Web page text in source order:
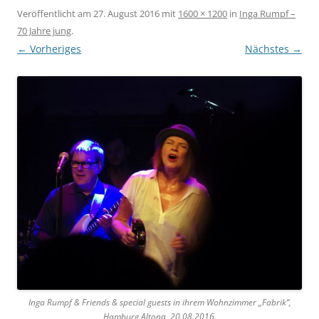
Veröffentlicht am 27. August 2016 mit 1600 × 1200 in Inga Rumpf –
70 Jahre jung.
← Vorheriges Nächstes →
Inga Rumpf & Friends & special guests in ihrem Wohnzimmer „Fabrik“,